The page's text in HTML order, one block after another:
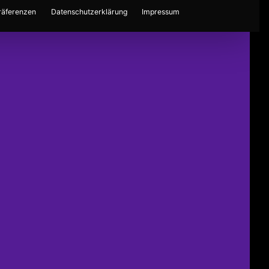
Datenschutzerklärung Impressum